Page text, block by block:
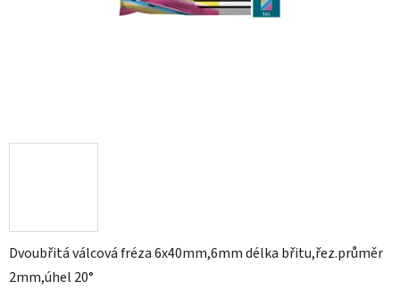
Dvoubřitá válcová fréza 6x40mm,6mm délka břitu,řez.průměr
2mm,úhel 20°